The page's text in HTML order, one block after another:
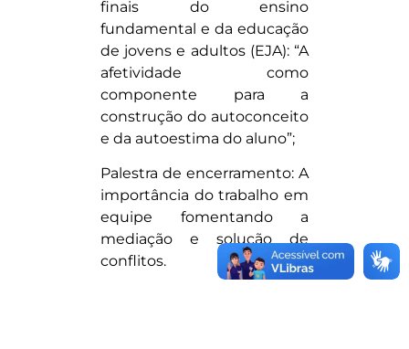
finais do ensino
fundamental e da educação
de jovens e adultos (EJA): “A
afetividade como
componente para a
construção do autoconceito
e da autoestima do aluno”;
Palestra de encerramento: A
importância do trabalho em
equipe fomentando a
mediação e solução de
conflitos.